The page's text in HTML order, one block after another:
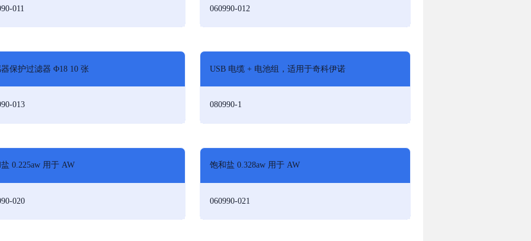
011 060990-012
保护过滤器 Φ18 10 张
013
USB 电缆 + 电池组，适用于奇科伊诺
080990-1
0.225aw 用于 AW
020
饱和盐 0.328aw 用于 AW
060990-021